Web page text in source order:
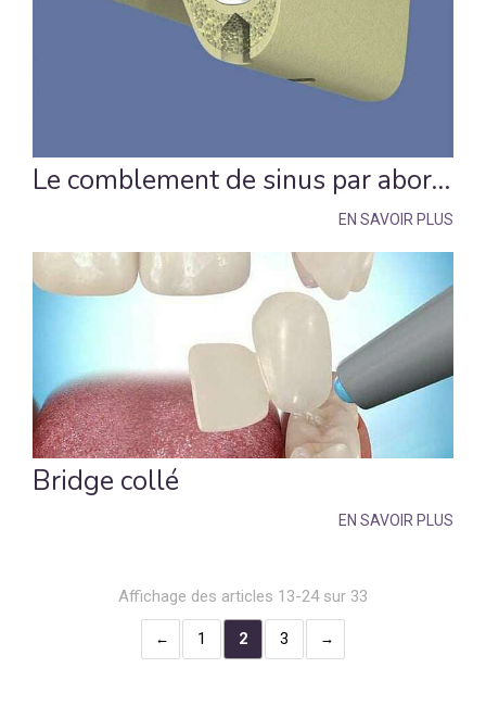
Le comblement de sinus par abord crestal
EN SAVOIR PLUS
Bridge collé
EN SAVOIR PLUS
Affichage des articles 13-24 sur 33
1 2 3